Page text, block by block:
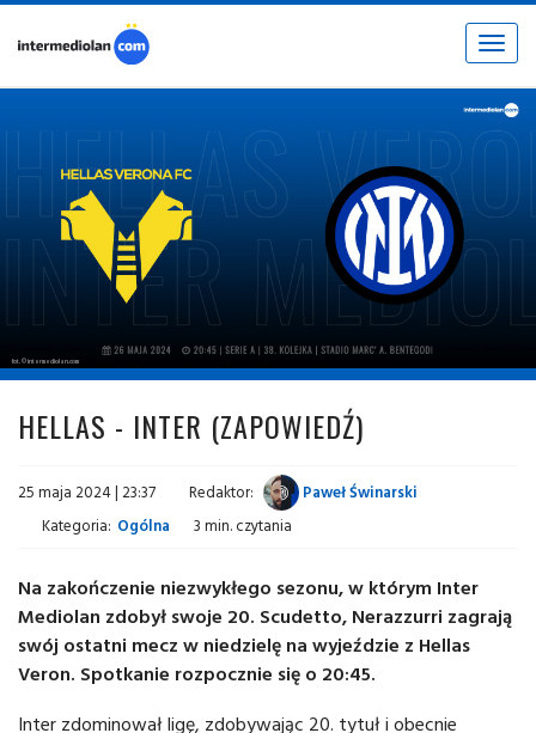
Toggle
fot. © intermediolan.com
HELLAS - INTER (ZAPOWIEDŹ)
25 maja 2024 | 23:37 Redaktor:
Paweł Świnarski
Kategoria: Ogólna 3 min. czytania
Na zakończenie niezwykłego sezonu, w którym Inter
Mediolan zdobył swoje 20. Scudetto, Nerazzurri zagrają
swój ostatni mecz w niedzielę na wyjeździe z Hellas
Veron. Spotkanie rozpocznie się o 20:45.
Inter zdominował ligę, zdobywając 20. tytuł i obecnie